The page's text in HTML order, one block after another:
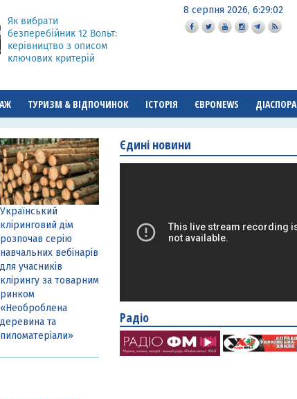
Як вибрати
безперебійник 12 Вольт:
керівництво з описом
ключових критерій
8 серпня 2026, 6:29:03
ТУРИЗМ & ВІДПОЧИНОК ІСТОРІЯ ЄВРОNEWS ДІАСПОРА
Український
кліринговий дім
розпочав серію
навчальних вебінарів
для учасників
клірингу за товарним
ринком
«Необроблена
деревина та
пиломатеріали»
Єдині новини
Радіо